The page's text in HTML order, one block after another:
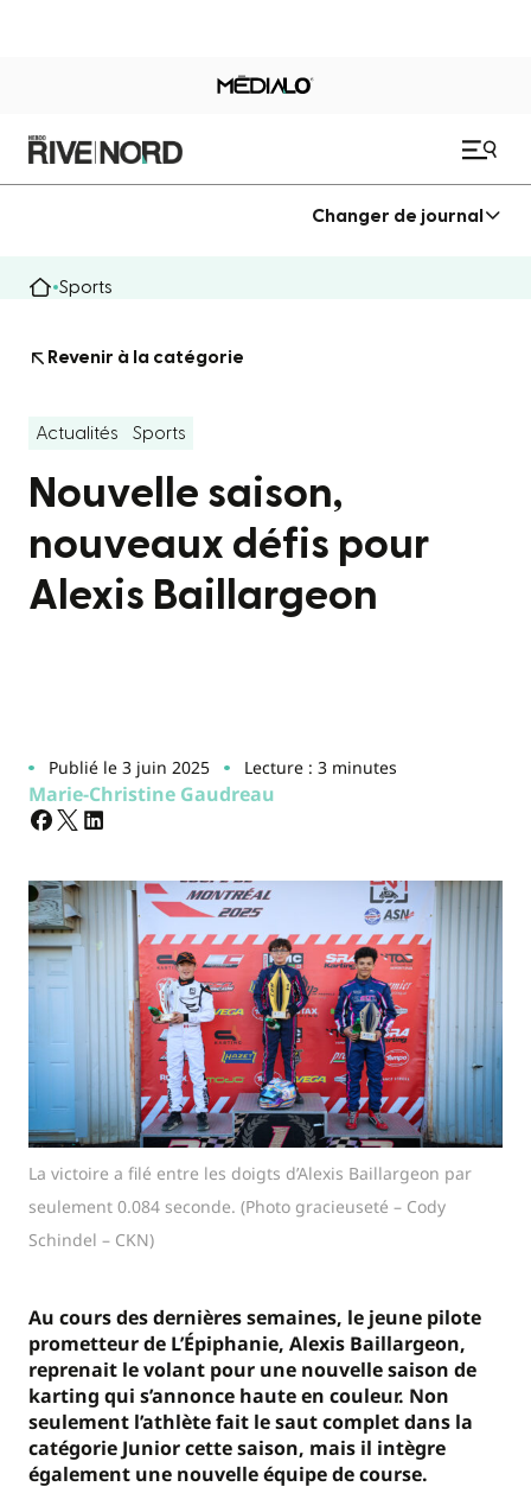
Changer de journal
Sports
Revenir à la catégorie
Actualités Sports
Nouvelle saison,
nouveaux défis pour
Alexis Baillargeon
Publié le 3 juin 2025 Lecture : 3 minutes
Marie-Christine Gaudreau
La victoire a filé entre les doigts d’Alexis Baillargeon par
seulement 0.084 seconde. (Photo gracieuseté – Cody
Schindel – CKN)
Au cours des dernières semaines, le jeune pilote
prometteur de L’Épiphanie, Alexis Baillargeon,
reprenait le volant pour une nouvelle saison de
karting qui s’annonce haute en couleur. Non
seulement l’athlète fait le saut complet dans la
catégorie Junior cette saison, mais il intègre
également une nouvelle équipe de course.